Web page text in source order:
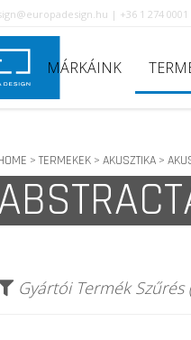
| +36 1 274 0001
MÁRKÁINK
> TERMEKEK > AKUSZTIKA >
Gyártói Termék